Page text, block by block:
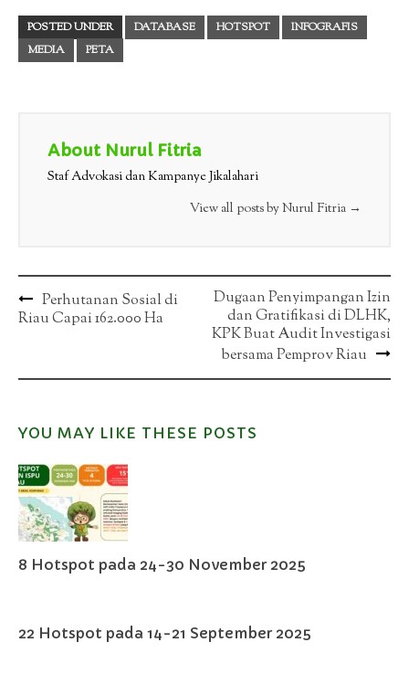
POSTED UNDER DATABASE HOTSPOT
INFOGRAFIS
MEDIA
PETA
About Nurul Fitria
Staf Advokasi dan Kampanye Jikalahari
View all posts by Nurul Fitria →
Post
navigation
Perhutanan Sosial di
Riau Capai 162.000 Ha
Dugaan Penyimpangan Izin
dan Gratifikasi di DLHK,
KPK Buat Audit Investigasi
bersama Pemprov Riau
YOU MAY LIKE THESE POSTS
8 Hotspot pada 24-30 November 2025
22 Hotspot pada 14-21 September 2025